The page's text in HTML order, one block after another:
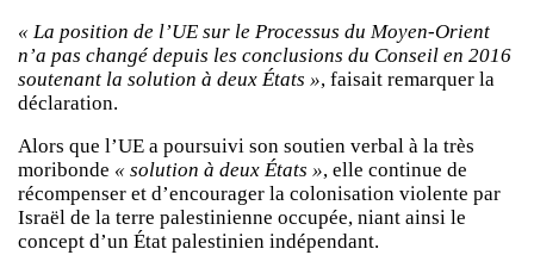
« La position de l’UE sur le Processus du Moyen-Orient
n’a pas changé depuis les conclusions du Conseil en 2016
soutenant la solution à deux États », faisait remarquer la
déclaration.
Alors que l’UE a poursuivi son soutien verbal à la très
moribonde « solution à deux États », elle continue de
récompenser et d’encourager la colonisation violente par
Israël de la terre palestinienne occupée, niant ainsi le
concept d’un État palestinien indépendant.